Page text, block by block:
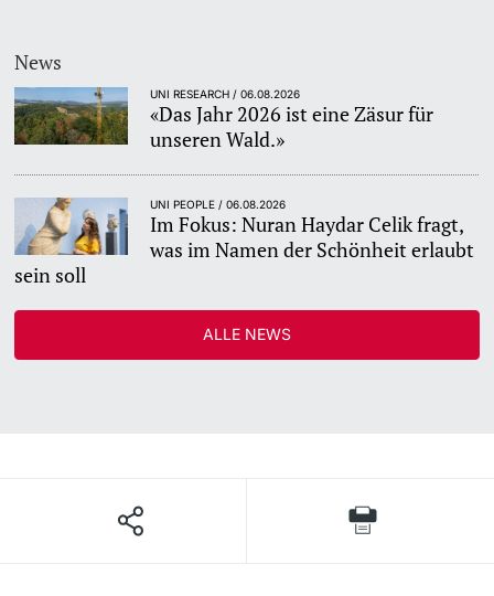
News
UNI RESEARCH / 06.08.2026
«Das Jahr 2026 ist eine Zäsur für
unseren Wald.»
UNI PEOPLE / 06.08.2026
Im Fokus: Nuran Haydar Celik fragt,
was im Namen der Schönheit erlaubt
sein soll
ALLE NEWS